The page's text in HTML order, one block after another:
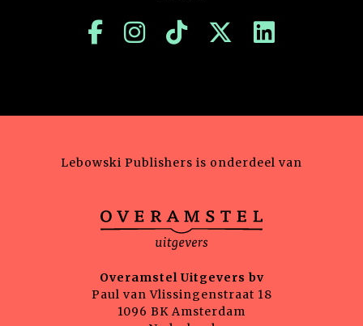
Lebowski Publishers is onderdeel van
Overamstel Uitgevers bv
Paul van Vlissingenstraat 18
1096 BK Amsterdam